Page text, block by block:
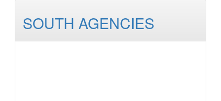
SOUTH AGENCIES